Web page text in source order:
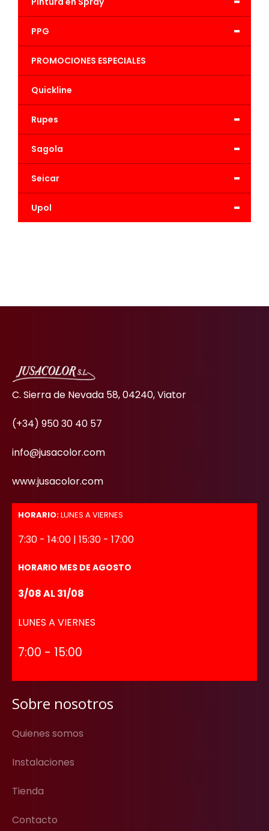
-
PPG
PROMOCIONES ESPECIALES
Quickline
-
Rupes
-
Sagola
-
Seicar
-
Upol
C. Sierra de Nevada 58, 04240, Viator
(+34) 950 30 40 57
info@jusacolor.com
www.jusacolor.com
HORARIO:LUNES A VIERNES
7:30 - 14:00 | 15:30 - 17:00
HORARIO MES DE AGOSTO
3/08 AL 31/08
LUNES A VIERNES
7:00 - 15:00
Sobre nosotros
Quienes somos
Instalaciones
Tienda
Contacto